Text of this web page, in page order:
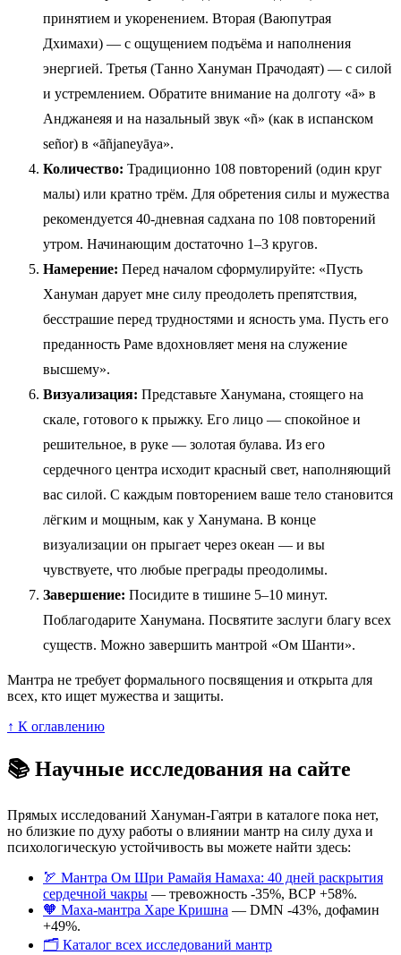
принятием и укоренением. Вторая (Ваюпутрая
Дхимахи) — с ощущением подъёма и наполнения
энергией. Третья (Танно Хануман Прачодаят) — с силой
и устремлением. Обратите внимание на долготу «ā» в
Анджанеяя и на назальный звук «ñ» (как в испанском
señor) в «āñjaneyāya».
Количество: Традиционно 108 повторений (один круг
малы) или кратно трём. Для обретения силы и мужества
рекомендуется 40-дневная садхана по 108 повторений
утром. Начинающим достаточно 1–3 кругов.
Намерение: Перед началом сформулируйте: «Пусть
Хануман дарует мне силу преодолеть препятствия,
бесстрашие перед трудностями и ясность ума. Пусть его
преданность Раме вдохновляет меня на служение
высшему».
Визуализация: Представьте Ханумана, стоящего на
скале, готового к прыжку. Его лицо — спокойное и
решительное, в руке — золотая булава. Из его
сердечного центра исходит красный свет, наполняющий
вас силой. С каждым повторением ваше тело становится
лёгким и мощным, как у Ханумана. В конце
визуализации он прыгает через океан — и вы
чувствуете, что любые преграды преодолимы.
Завершение: Посидите в тишине 5–10 минут.
Поблагодарите Ханумана. Посвятите заслуги благу всех
существ. Можно завершить мантрой «Ом Шанти».
Мантра не требует формального посвящения и открыта для
всех, кто ищет мужества и защиты.
↑ К оглавлению
📚 Научные исследования на сайте
Прямых исследований Хануман-Гаятри в каталоге пока нет,
но близкие по духу работы о влиянии мантр на силу духа и
психологическую устойчивость вы можете найти здесь:
🏹 Мантра Ом Шри Рамайя Намаха: 40 дней раскрытия
сердечной чакры — тревожность -35%, ВСР +58%.
🧡 Маха-мантра Харе Кришна — DMN -43%, дофамин
+49%.
🗂️ Каталог всех исследований мантр